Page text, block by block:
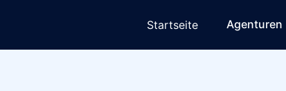
Startseite Agenturen